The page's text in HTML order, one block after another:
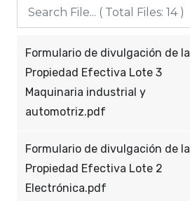
Formulario de divulgación de la
Propiedad Efectiva Lote 3
Maquinaria industrial y
automotriz.pdf
Formulario de divulgación de la
Propiedad Efectiva Lote 2
Electrónica.pdf